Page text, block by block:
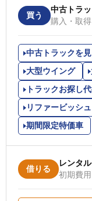
買う
中古トラ
購入・取
中古トラックを
大型ウイング
トラックお探し
リファービッシ
期間限定特価車
借りる
レンタ
初期費